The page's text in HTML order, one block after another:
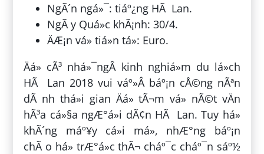
NgÃ´n ngá»¯: tiáº¿ng HÃ Lan.
NgÃ y Quá»c khÃ¡nh: 30/4.
ÄÆ¡n vá» tiá»n tá»: Euro.
Äá» cÃ³ nhá»¯ngÂ kinh nghiá»m du lá»ch
HÃ Lan 2018 vui váº»Â báº¡n cÅ©ng nÃªn
dÃ nh thá»i gian Äá» tÃ¬m vá» nÃ©t vÄn
hÃ³a cá»§a ngÆ°á»i dÃ¢n HÃ Lan. Tuy há»
khÃ´ng máº¥y cá»i má», nhÆ°ng báº¡n
chÃ o há» trÆ°á»c thÃ¬ cháº¯c cháº¯n sáº½